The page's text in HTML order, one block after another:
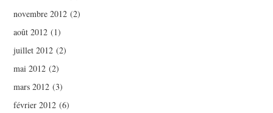
novembre 2012 (2)
août 2012 (1)
juillet 2012 (2)
mai 2012 (2)
mars 2012 (3)
février 2012 (6)